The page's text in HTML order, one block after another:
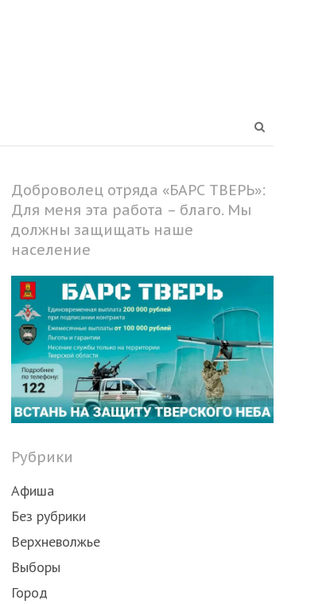
Доброволец отряда «БАРС ТВЕРЬ»:
Для меня эта работа – благо. Мы
должны защищать наше
население
Рубрики
Афиша
Без рубрики
Верхневолжье
Выборы
Город